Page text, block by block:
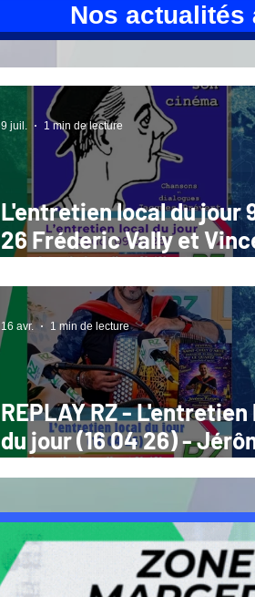
Nos actualités
L'entretien local du jour
26 Fréderic Vally et
cinéma
9 juil. 1 min de lecture
REPLAY RZ -
du jour (16 04 26) -
16 avr. 1 min de lecture